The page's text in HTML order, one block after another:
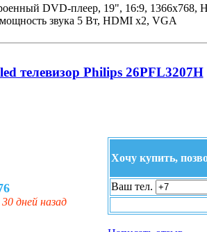
DVD-плеер, 19", 16:9, 1366x768,
звука 5 Вт, HDMI x2, VGA
led телевизор Philips 26PFL3207H
дней назад
Хочу купить,
Ваш тел.